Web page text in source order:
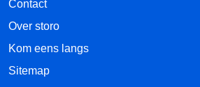
Contact
Over storo
Kom eens langs
Sitemap